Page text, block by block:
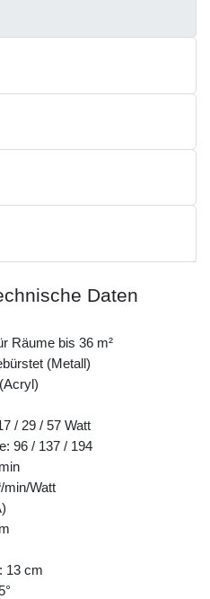
Daten
Räume bis 36 m²
(Metall)
/ 29 / 57 Watt
96 / 137 / 194
min/Watt
13 cm